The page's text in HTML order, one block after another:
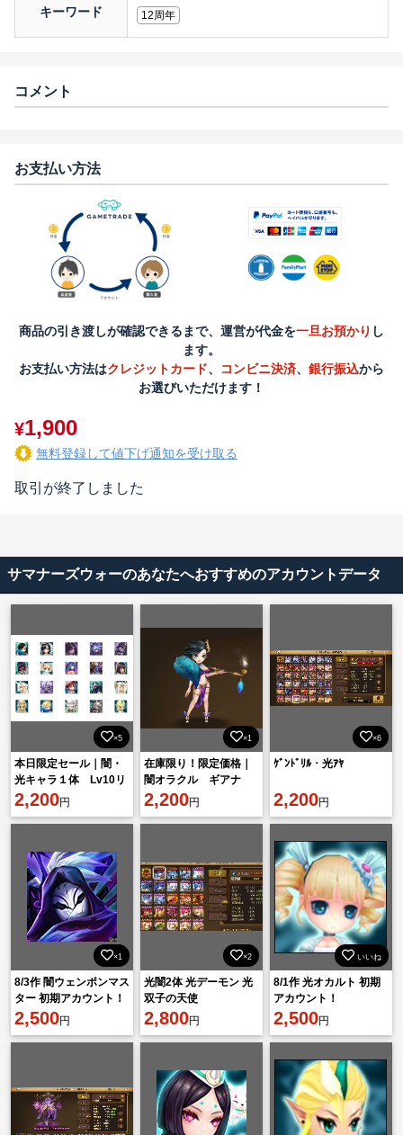
キーワード 12周年
コメント
お支払い方法
商品の引き渡しが確認できるまで、運営が代金を一旦お預かり し
ます。
お支払い方法はクレジットカード、 コンビニ決済、 銀行振込から
お選びいただけます！
¥1,900
無料登録して値下げ通知を受け取る
取引が終了しました
サマナーズウォーのあなたへおすすめのアカウントデータ
×5
本日限定セール｜闇・
光キャラ１体 Lv10リ
セマラ｜日本サーバー
2,200円
×1
在庫限り！限定価格｜
闇オラクル ギアナ
Lv10リセマラ【日本サ
ーバー】
2,200円
×6
ｹﾞﾝﾄﾞﾘﾙ・光ｱﾔ
2,200円
×1
8/3作 闇ウェンポンマス
ター 初期アカウント！
2,500円
×2
光闇2体 光デーモン 光
双子の天使
2,800円
いいね
8/1作 光オカルト 初期
アカウント！
2,500円